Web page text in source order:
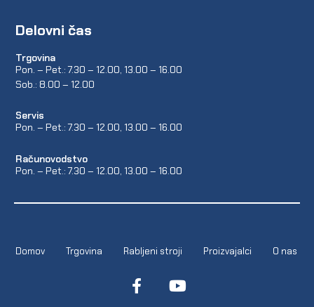
Delovni čas
Trgovina
Pon. – Pet.: 7.30 – 12.00, 13.00 – 16.00
Sob.: 8.00 – 12.00
Servis
Pon. – Pet.: 7.30 – 12.00, 13.00 – 16.00
Računovodstvo
Pon. – Pet.: 7.30 – 12.00, 13.00 – 16.00
Domov Trgovina Rabljeni stroji Proizvajalci O nas